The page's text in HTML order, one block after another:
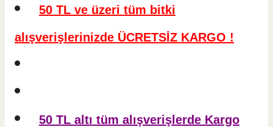
50 TL ve üzeri tüm bitki
alışverişlerinizde ÜCRETSİZ KARGO !
50 TL altı tüm alışverişlerde Kargo